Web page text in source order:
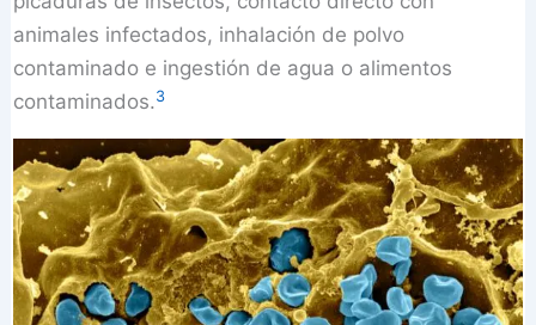
animales infectados, inhalación de polvo
contaminado e ingestión de agua o alimentos
contaminados.3